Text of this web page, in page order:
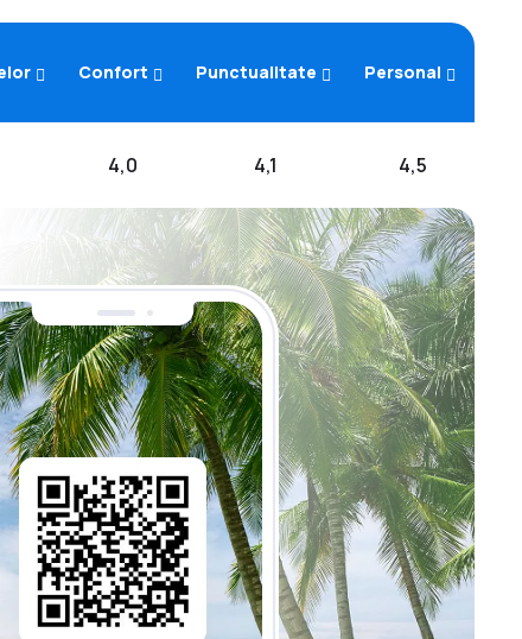
Confort Punctualitate Personal
4,0 4,1 4,5